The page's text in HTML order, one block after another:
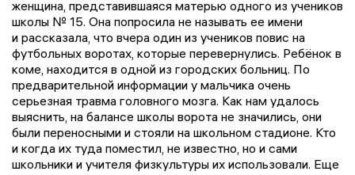
женщина, представившаяся матерью одного из учеников
школы № 15. Она попросила не называть ее имени
и рассказала, что вчера один из учеников повис на
футбольных воротах, которые перевернулись. Ребёнок в
коме, находится в одной из городских больниц. По
предварительной информации у мальчика очень
серьезная травма головного мозга. Как нам удалось
выяснить, на балансе школы ворота не значились, они
были переносными и стояли на школьном стадионе. Кто
и когда их туда поместил, не известно, но и сами
школьники и учителя физкультуры их использовали. Еще